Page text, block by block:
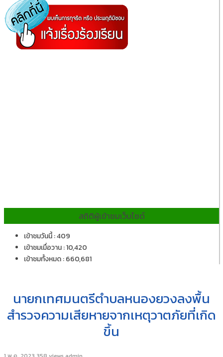
สถิติผู้เข้าชมเว็บไซต์
เข้าชมวันนี้ : 409
เข้าชมเมื่อวาน : 10,420
เข้าชมทั้งหมด : 660,681
นายกเทศมนตรีตำบลหนองยวงลงพื้น
สำรวจความเสียหายจากเหตุวาตภัยที่เกิด
ขึ้น